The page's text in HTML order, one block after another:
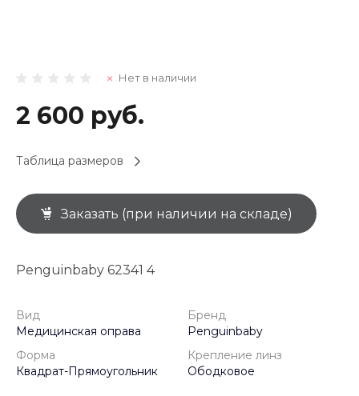
Нет в наличии
2 600 руб.
Таблица размеров
Заказать (при наличии на складе)
Penguinbaby 62341 4
Вид
Медицинская оправа
Бренд
Penguinbaby
Форма
Квадрат-Прямоугольник
Крепление линз
Ободковое